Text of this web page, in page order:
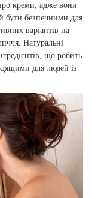
креми, адже вони
бути безпечними для
варіантів на
Натуральні
що робить
для людей із